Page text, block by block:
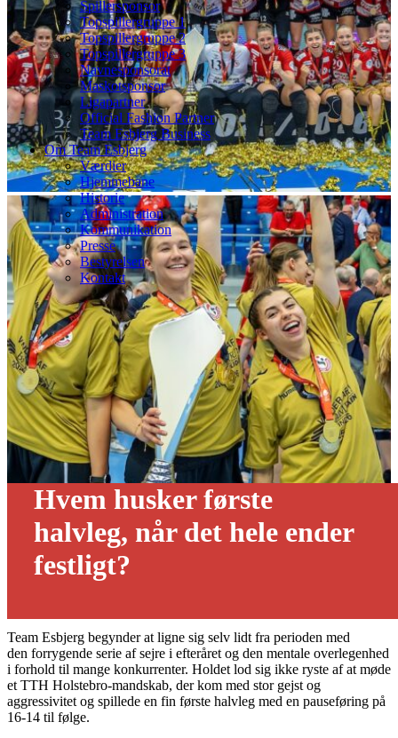
Spillersponsor
Topspillergruppe 1
Topspillergruppe 2
Topspillergruppe 3
Navnesponsorat
Maskotsponsor
Ligapartner
Official Fashion Partner
Team Esbjerg Business
Om Team Esbjerg
Værdier
Hjemmebane
Historie
Administration
Kommunikation
Presse
Bestyrelsen
Kontakt
Hvem husker første
halvleg, når det hele ender
festligt?
Team Esbjerg begynder at ligne sig selv lidt fra perioden med
den forrygende serie af sejre i efteråret og den mentale overlegenhed
i forhold til mange konkurrenter. Holdet lod sig ikke ryste af at møde
et TTH Holstebro-mandskab, der kom med stor gejst og
aggressivitet og spillede en fin første halvleg med en pauseføring på
16-14 til følge.